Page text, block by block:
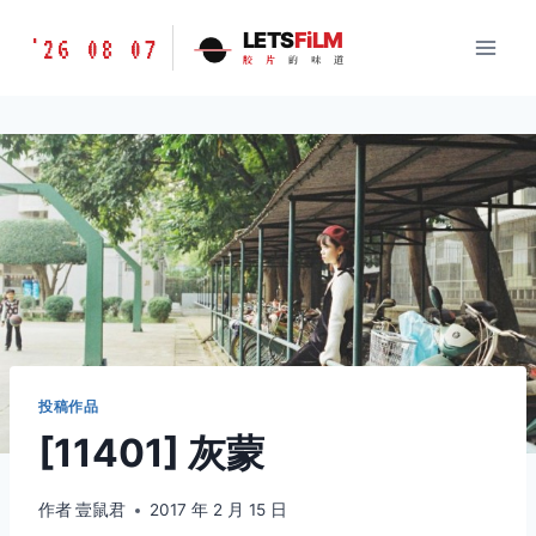
胶
味
道
LETSFILM
'26 08 07 LETSFiLM
胶 片 的 味 道
投稿作品
[11401] 灰蒙
作者壹鼠君 2017 年 2 月 15 日